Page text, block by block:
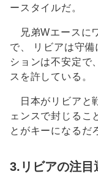
ースタイルだ。
兄弟Wエースに
で、 リビアは守
ションは不安定で
スを許している。
日本がリビアと
ェンスで封じるこ
とがキーになるだ
3.リビアの注目